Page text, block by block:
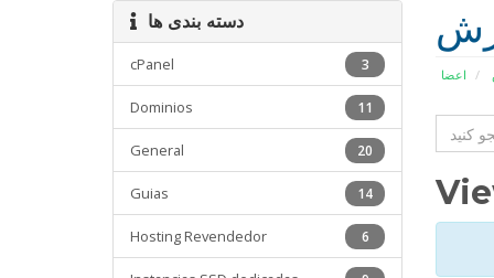
اعضا
دسته بندی ها
3
cPanel
11
Dominios
20
General
14
Guias
6
Hosting Revendedor